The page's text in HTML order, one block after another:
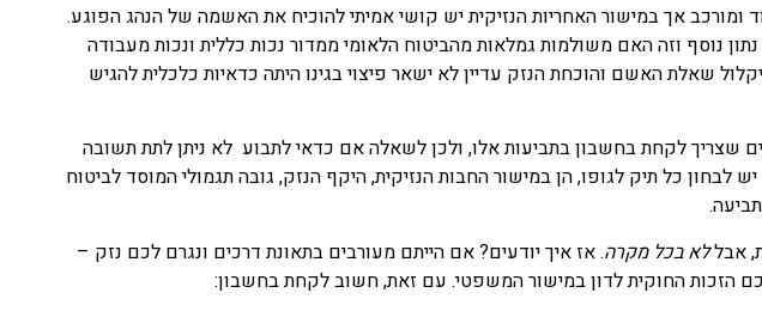
ומורכב אך במישור האחריות הנזיקית יש קושי אמיתי להוכיח את האשמה של הנהג הפוגע.
נוסף וזה האם משולמות גמלאות מהביטוח הלאומי ממדור נכות כללית ונכות מעבודה
שאלת האשם והוכחת הנזק עדיין לא ישאר פיצוי בגינו היתה כדאיות כלכלית להגיש
שצריך לקחת בחשבון בתביעות אלו, ולכן לשאלה אם כדאי לתבוע לא ניתן לתת תשובה
כל תיק לגופו, הן במישור החבות הנזיקית, היקף הנזק, גובה תגמולי המוסד לביטוח
אבללא בכל מקרה. אז איך יודעים? אם הייתם מעורבים בתאונת דרכים ונגרם לכם נזק –
הזכות החוקית לדון במישור המשפטי. עם זאת, חשוב לקחת בחשבון: